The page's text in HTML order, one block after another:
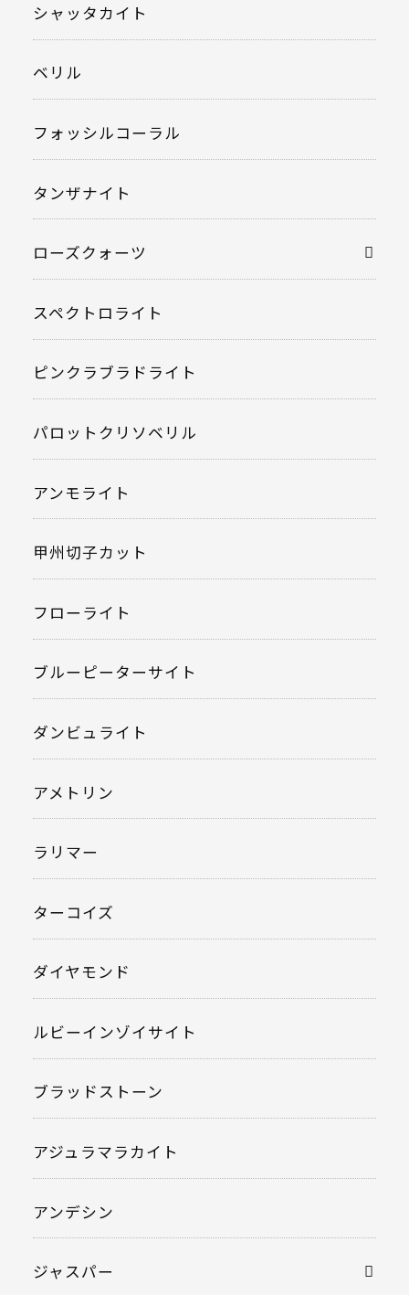
シャッタカイト
ベリル
フォッシルコーラル
タンザナイト
ローズクォーツ
スペクトロライト
ピンクラブラドライト
パロットクリソベリル
アンモライト
甲州切子カット
フローライト
ブルーピーターサイト
ダンビュライト
アメトリン
ラリマー
ターコイズ
ダイヤモンド
ルビーインゾイサイト
ブラッドストーン
アジュラマラカイト
アンデシン
ジャスパー